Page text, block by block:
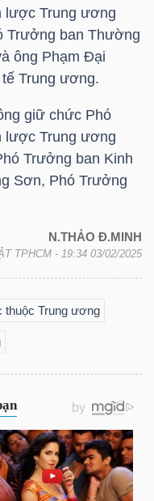
lược Trung ương
Trưởng ban Thường
ông Phạm Đại
Trung ương.
giữ chức Phó
lược Trung ương
Trưởng ban Kinh
Sơn, Phó Trưởng
N.THẢO Đ.MINH
TPHCM - 19:34 03/02/2025
thuộc Trung ương